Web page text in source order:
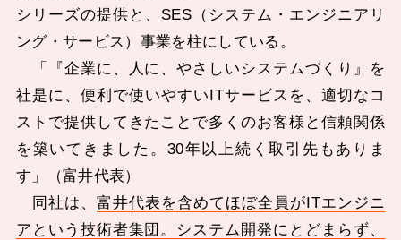
シリーズの提供と、SES（システム・エンジニアリ
ング・サービス）事業を柱にしている。
「『企業に、人に、やさしいシステムづくり』を
社是に、便利で使いやすいITサービスを、適切なコ
ストで提供してきたことで多くのお客様と信頼関係
を築いてきました。30年以上続く取引先もありま
す」（富井代表）
同社は、富井代表を含めてほぼ全員がITエンジニ
アという技術者集団。システム開発にとどまらず、